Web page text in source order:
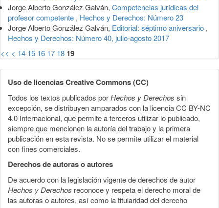
Jorge Alberto González Galván, Competencias jurídicas del
profesor competente , Hechos y Derechos: Número 23
Jorge Alberto González Galván, Editorial: séptimo aniversario ,
Hechos y Derechos: Número 40, julio-agosto 2017
<< < 14 15 16 17 18 19
Uso de licencias Creative Commons (CC)
Todos los textos publicados porHechos y Derechos sin
excepción, se distribuyen amparados con la licencia CC BY-NC
4.0 Internacional, que permite a terceros utilizar lo publicado,
siempre que mencionen la autoría del trabajo y la primera
publicación en esta revista. No se permite utilizar el material
con fines comerciales.
Derechos de autoras o autores
De acuerdo con la legislación vigente de derechos de autor
Hechos y Derechos reconoce y respeta el derecho moral de
las autoras o autores, así como la titularidad del derecho